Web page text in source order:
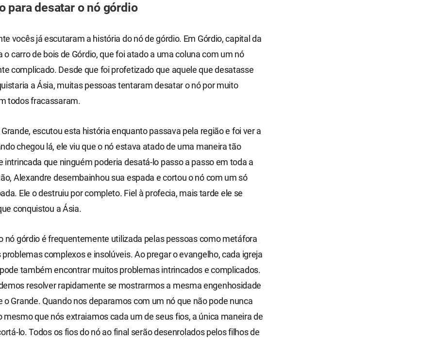
para desatar o nó górdio
vocês já escutaram a história do nó de górdio. Em Górdio, capital da
o carro de bois de Górdio, que foi atado a uma coluna com um nó
complicado. Desde que foi profetizado que aquele que desatasse
a Ásia, muitas pessoas tentaram desatar o nó por muito
todos fracassaram.
escutou esta história enquanto passava pela região e foi ver a
chegou lá, ele viu que o nó estava atado de uma maneira tão
intrincada que ninguém poderia desatá-lo passo a passo em toda a
Alexandre desembainhou sua espada e cortou o nó com um só
Ele o destruiu por completo. Fiel à profecia, mais tarde ele se
conquistou a Ásia.
nó górdio é frequentemente utilizada pelas pessoas como metáfora
problemas complexos e insolúveis. Ao pregar o evangelho, cada igreja
também encontrar muitos problemas intrincados e complicados.
resolver rapidamente se mostrarmos a mesma engenhosidade
o Grande. Quando nos deparamos com um nó que não pode nunca
mesmo que nós extraiamos cada um de seus fios, a única maneira de
lo. Todos os fios do nó ao final serão desenrolados pelos filhos de